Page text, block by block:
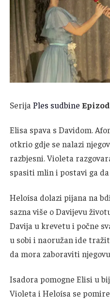
Serija Ples sudbine
Elisa spava s Davidom.
otkrio gdje se nalazi
razbjesni. Violeta
spasiti mlin i postavi ga
Heloísa dolazi pijana na
sazna više o Davijevu
Davija u krevetu i počne
u sobi i naoružan ide
da mora zaboraviti
Isadora pomogne Elisi u
Violeta i Heloísa se